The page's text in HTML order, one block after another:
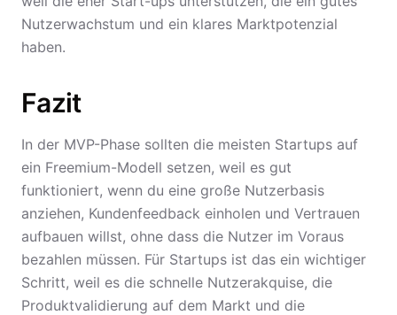
Nutzerwachstum und ein klares Marktpotenzial
haben.
Fazit
In der MVP-Phase sollten die meisten Startups auf
ein Freemium-Modell setzen, weil es gut
funktioniert, wenn du eine große Nutzerbasis
anziehen, Kundenfeedback einholen und Vertrauen
aufbauen willst, ohne dass die Nutzer im Voraus
bezahlen müssen. Für Startups ist das ein wichtiger
Schritt, weil es die schnelle Nutzerakquise, die
Produktvalidierung auf dem Markt und die